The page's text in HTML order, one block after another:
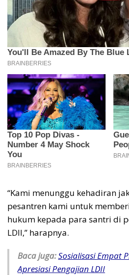
“Kami menunggu kehadiran
pesantren kami untuk
hukum kepada para santri di
LDII,” harapnya.
Baca juga:Sosialisasi Empat
Apresiasi Pengajian LDII